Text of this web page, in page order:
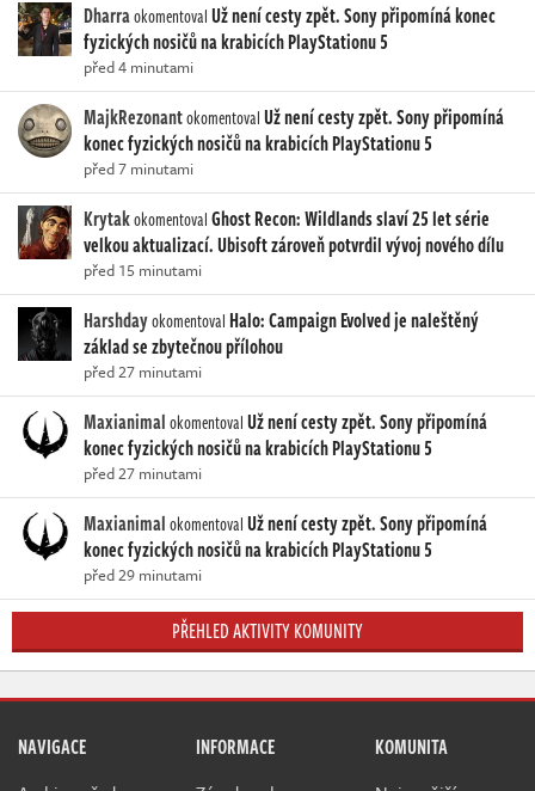
DharraokomentovalUž není cesty zpět. Sony připomíná konec
fyzických nosičů na krabicích PlayStationu 5
před 4 minutami
MajkRezonantokomentovalUž není cesty zpět. Sony připomíná
konec fyzických nosičů na krabicích PlayStationu 5
před 7 minutami
KrytakokomentovalGhost Recon: Wildlands slaví 25 let série
velkou aktualizací. Ubisoft zároveň potvrdil vývoj nového dílu
před 15 minutami
Harshdayokomentoval Halo: Campaign Evolved je naleštěný
základ se zbytečnou přílohou
před 27 minutami
MaxianimalokomentovalUž není cesty zpět. Sony připomíná
konec fyzických nosičů na krabicích PlayStationu 5
před 27 minutami
MaxianimalokomentovalUž není cesty zpět. Sony připomíná
konec fyzických nosičů na krabicích PlayStationu 5
před 29 minutami
PŘEHLED AKTIVITY KOMUNITY
NAVIGACE INFORMACE KOMUNITA